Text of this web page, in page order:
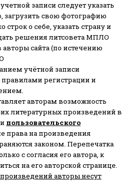
записи следует указать
свою фотографию
строк о себе, указать страну и
решения литсовета МПЛО
сайта (по истечению
учётной записи
регистрации и
авторам возможность
литературных произведений в
пользовательского
права на произведения
законом. Перепечатка
с согласия его автора, к
на его авторской странице.
авторы несут